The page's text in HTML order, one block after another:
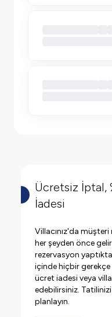
Ücretsiz İptal,
İadesi
Villacınız'da
her şeyden önce
rezervasyon
içinde hiçbir
ücret iadesi veya
edebilirsiniz.
planlayın.